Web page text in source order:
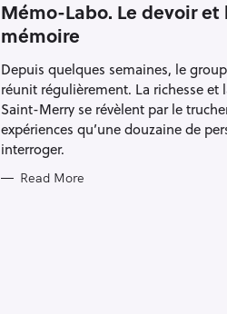
G
R
E
S
Mémo-Labo. Le devoir et
mémoire
Depuis quelques semaines, le
réunit régulièrement. La richesse et
Saint-Merry se révèlent par le
expériences qu’une douzaine de
interroger.
Read More